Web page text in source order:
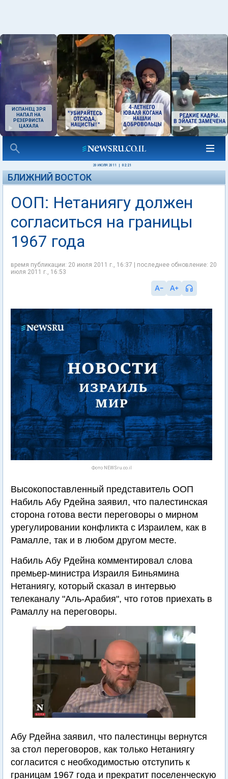
ИСПАНЕЦ ЗРЯ
НАПАЛ НА
РЕЗЕРВИСТА
ЦАХАЛА
20 ИЮЛЯ 2011 02:21
БЛИЖНИЙ ВОСТОК
ООП: Нетаниягу должен
согласиться на границы
1967 года
время публикации: 20 июля 2011 г., 16:37 | последнее обновление: 20
июля 2011 г., 16:53
Фото NEWSru.co.il
Высокопоставленный представитель ООП
Набиль Абу Рдейна заявил, что палестинская
сторона готова вести переговоры о мирном
урегулировании конфликта с Израилем, как в
Рамалле, так и в любом другом месте.
Набиль Абу Рдейна комментировал слова
премьер-министра Израиля Биньямина
Нетаниягу, который сказал в интервью
телеканалу "Аль-Арабия", что готов приехать в
Рамаллу на переговоры.
Абу Рдейна заявил, что палестинцы вернутся
за стол переговоров, как только Нетаниягу
согласится с необходимостью отступить к
границам 1967 года и прекратит поселенческую